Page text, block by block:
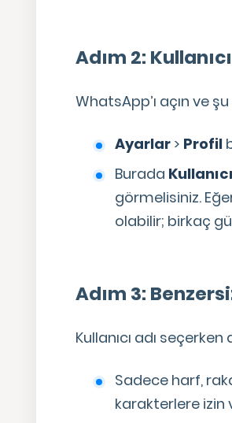
Adım 2:
WhatsApp’ı açın ve
Ayarlar > Profil
Burada
görmelisiniz.
olabilir; birkaç
Adım 3:
Kullanıcı adı
Sadece harf,
karakterlere izin